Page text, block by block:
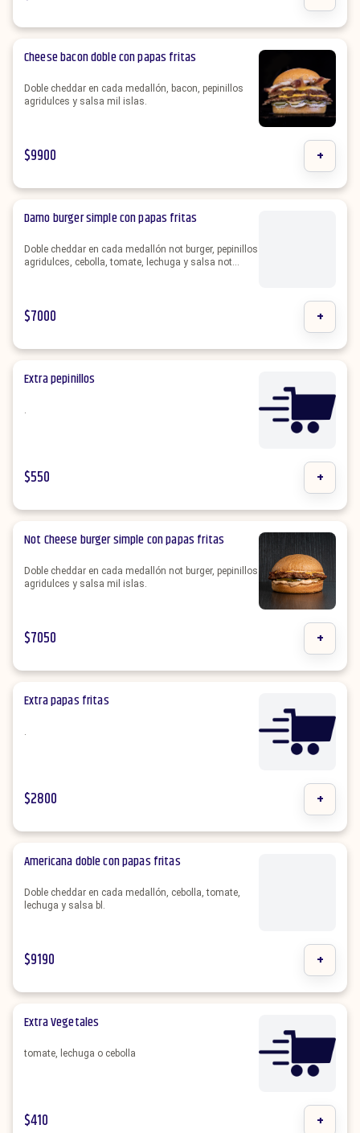
Cheese bacon doble con papas fritas
Doble cheddar en cada medallón, bacon, pepinillos
agridulces y salsa mil islas.
$9900 +
Damo burger simple con papas fritas
Doble cheddar en cada medallón not burger, pepinillos
agridulces, cebolla, tomate, lechuga y salsa not
$7000 +
Extra pepinillos
.
$550 +
Not Cheese burger simple con papas fritas
Doble cheddar en cada medallón not burger, pepinillos
agridulces y salsa mil islas.
$7050 +
Extra papas fritas
.
$2800 +
Americana doble con papas fritas
Doble cheddar en cada medallón, cebolla, tomate,
lechuga y salsa bl.
$9190 +
Extra Vegetales
tomate, lechuga o cebolla
$410 +